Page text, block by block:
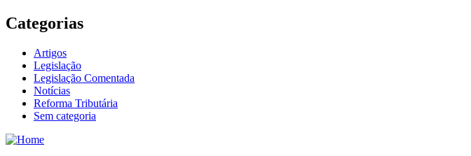
Categorias
Artigos
Legislação
Legislação Comentada
Notícias
Reforma Tributária
Sem categoria